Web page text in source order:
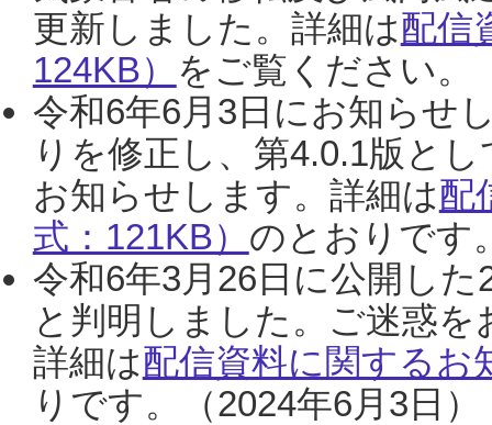
更新しました。詳細は配信
124KB） をご覧ください。
令和6年6月3日にお知らせ
りを修正し、第4.0.1版と
お知らせします。詳細は配
式：121KB） のとおりです
令和6年3月26日に公開し
と判明しました。ご迷惑
詳細は配信資料に関するお
りです。（2024年6月3日）